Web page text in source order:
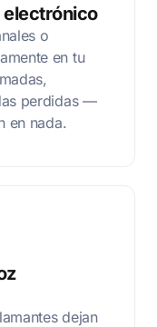
o
en tu
perdidas —
en nada.
dejan